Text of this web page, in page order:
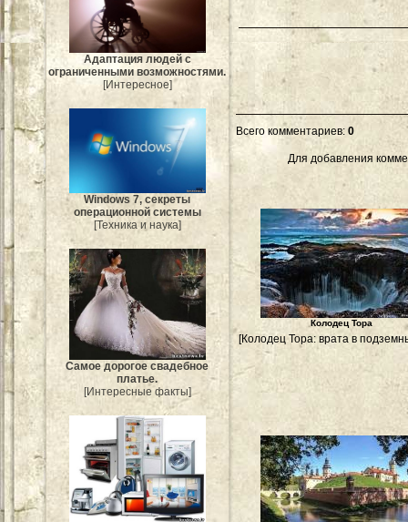
Адаптация людей с
ограниченными возможностями.
[Интересное]
Windows 7, секреты
операционной системы
[Техника и наука]
Самое дорогое свадебное
платье.
[Интересные факты]
Всего комментариев: 0
Для добавления
Колодец Тора
[Колодец Тора: врата в